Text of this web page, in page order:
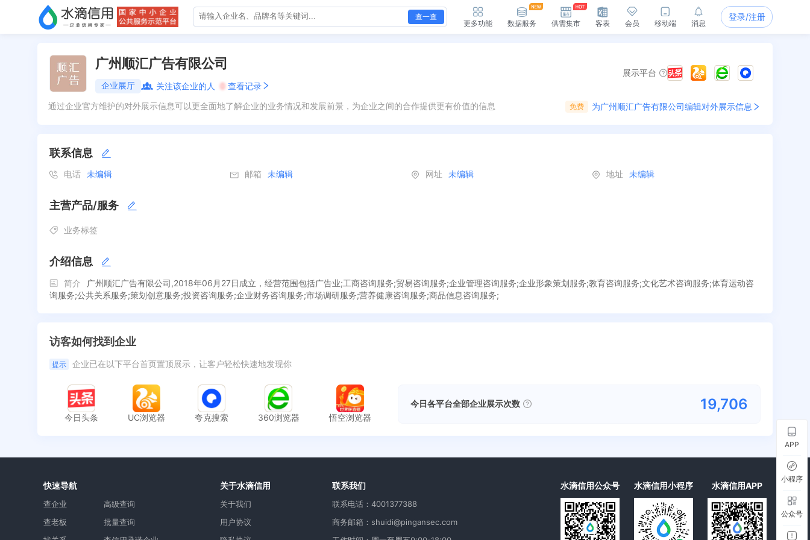
查一查
更多功能 数据服务 供需集市 客表 会员 移动端 消息
登录/注册
广州顺汇广告有限公司
企业展厅 关注该企业的人 0 查看记录
展示平台
通过企业官方维护的对外展示信息可以更全面地了解企业的业务情况和发展前景，为企业之间的合作提供更有价值的信息 免费 为广州顺汇广告有限公司编辑对外展示信息
联系信息
电话 未编辑 邮箱 未编辑 网址 未编辑 地址 未编辑
主营产品/服务
业务标签
介绍信息
简介
广州顺汇广告有限公司,2018年06月27日成立，经营范围包括广告业;工商咨询服务;贸易咨询服务;企业管理咨询服务;企业形象策划服务;教育咨询服务;文化艺术咨询服务;体育运动咨
询服务;公共关系服务;策划创意服务;投资咨询服务;企业财务咨询服务;市场调研服务;营养健康咨询服务;商品信息咨询服务;
访客如何找到企业
提示 企业已在以下平台首页置顶展示，让客户轻松快速地发现你
今日头条 UC浏览器 夸克搜索 360浏览器 悟空浏览器
今日各平台全部企业展示次数 19,706
快速导航
查企业
查老板
高级查询
批量查询
关于水滴信用
关于我们
用户协议
联系我们
联系电话：4001377388
商务邮箱：shuidi@pingansec.com
水滴信用公众号 水滴信用小程序 水滴信用APP
APP
小程序
公众号